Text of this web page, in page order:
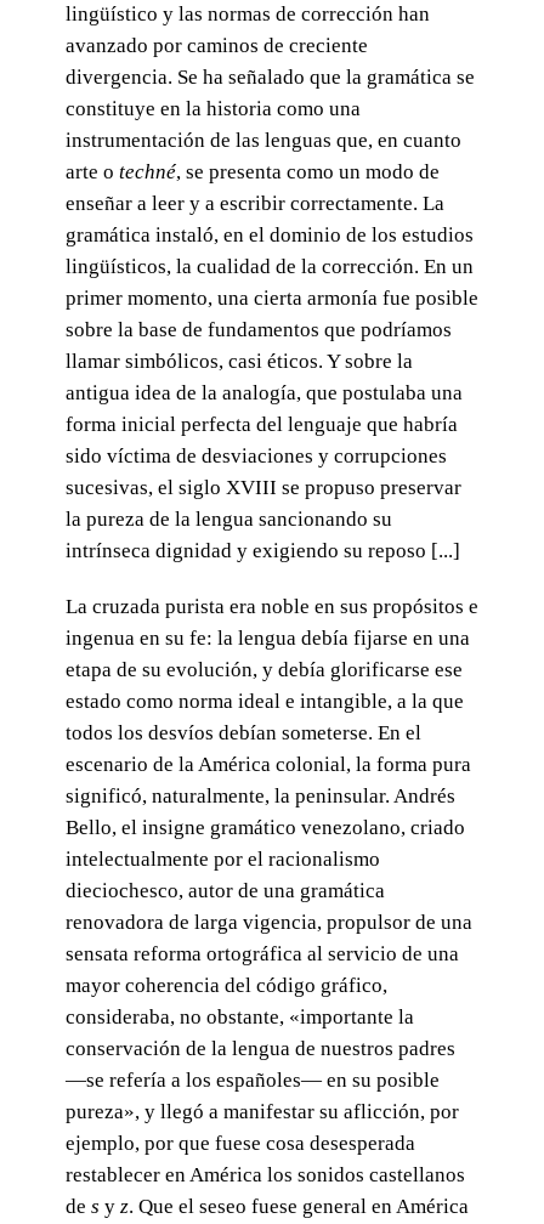
lingüístico y las normas de corrección han
avanzado por caminos de creciente
divergencia. Se ha señalado que la gramática se
constituye en la historia como una
instrumentación de las lenguas que, en cuanto
arte o techné, se presenta como un modo de
enseñar a leer y a escribir correctamente. La
gramática instaló, en el dominio de los estudios
lingüísticos, la cualidad de la corrección. En un
primer momento, una cierta armonía fue posible
sobre la base de fundamentos que podríamos
llamar simbólicos, casi éticos. Y sobre la
antigua idea de la analogía, que postulaba una
forma inicial perfecta del lenguaje que habría
sido víctima de desviaciones y corrupciones
sucesivas, el siglo XVIII se propuso preservar
la pureza de la lengua sancionando su
intrínseca dignidad y exigiendo su reposo [...]
La cruzada purista era noble en sus propósitos e
ingenua en su fe: la lengua debía fijarse en una
etapa de su evolución, y debía glorificarse ese
estado como norma ideal e intangible, a la que
todos los desvíos debían someterse. En el
escenario de la América colonial, la forma pura
significó, naturalmente, la peninsular. Andrés
Bello, el insigne gramático venezolano, criado
intelectualmente por el racionalismo
dieciochesco, autor de una gramática
renovadora de larga vigencia, propulsor de una
sensata reforma ortográfica al servicio de una
mayor coherencia del código gráfico,
consideraba, no obstante, «importante la
conservación de la lengua de nuestros padres
—se refería a los españoles— en su posible
pureza», y llegó a manifestar su aflicción, por
ejemplo, por que fuese cosa desesperada
restablecer en América los sonidos castellanos
de s y z. Que el seseo fuese general en América